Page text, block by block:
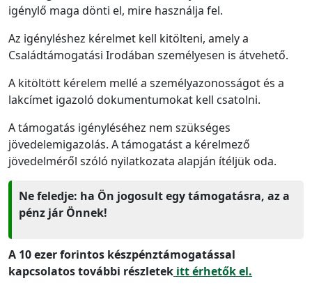
igénylő maga dönti el, mire használja fel.
Az igényléshez kérelmet kell kitölteni, amely a
Családtámogatási Irodában személyesen is átvehető.
A kitöltött kérelem mellé a személyazonosságot és a
lakcímet igazoló dokumentumokat kell csatolni.
A támogatás igényléséhez nem szükséges
jövedelemigazolás. A támogatást a kérelmező
jövedelméről szóló nyilatkozata alapján ítéljük oda.
Ne feledje: ha Ön jogosult egy támogatásra, az a
pénz jár Önnek!
A 10 ezer forintos készpénztámogatással
kapcsolatos további részletek itt érhetők el.